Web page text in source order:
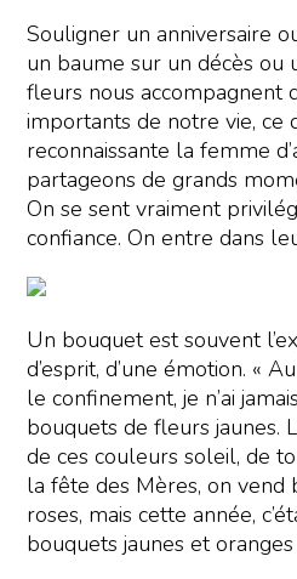
Souligner un anniversaire
un baume sur un décès ou
fleurs nous accompagnent
importants de notre vie, ce
reconnaissante la femme
partageons de grands
On se sent vraiment
confiance. On entre dans
Un bouquet est souvent
d’esprit, d’une émotion. «
le confinement, je n’ai
bouquets de fleurs jaunes.
de ces couleurs soleil, de
la fête des Mères, on vend
roses, mais cette année,
bouquets jaunes et